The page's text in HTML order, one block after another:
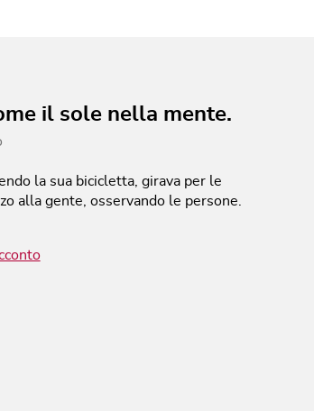
il sole nella mente.
la sua bicicletta, girava per le
alla gente, osservando le persone.